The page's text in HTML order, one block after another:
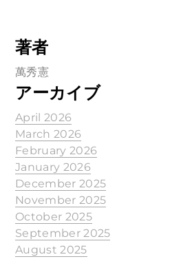
著者
萬秀憲
アーカイブ
April 2026
March 2026
February 2026
January 2026
December 2025
November 2025
October 2025
September 2025
August 2025